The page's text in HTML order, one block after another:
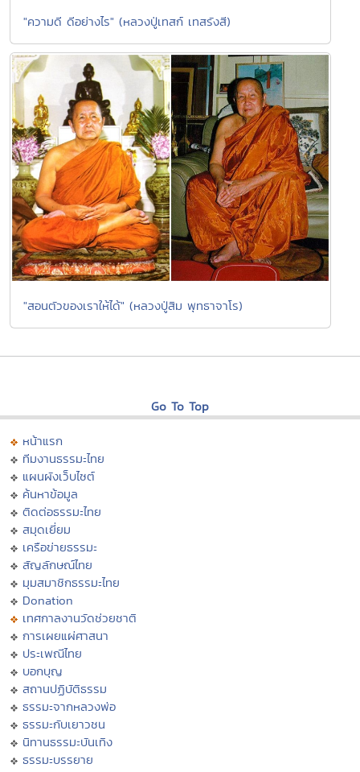
"ความดี ดีอย่างไร" (หลวงปู่เทสก์ เทสรังสี)
"สอนตัวของเราให้ได้" (หลวงปู่สิม พุทธาจาโร)
Go To Top
หน้าแรก
ทีมงานธรรมะไทย
แผนผังเว็บไซต์
ค้นหาข้อมูล
ติดต่อธรรมะไทย
สมุดเยี่ยม
เครือข่ายธรรมะ
สัญลักษณ์ไทย
มุมสมาชิกธรรมะไทย
Donation
เทศกาลงานวัดช่วยชาติ
การเผยแผ่ศาสนา
ประเพณีไทย
บอกบุญ
สถานปฏิบัติธรรม
ธรรมะจากหลวงพ่อ
ธรรมะกับเยาวชน
นิทานธรรมะบันเทิง
ธรรมะบรรยาย